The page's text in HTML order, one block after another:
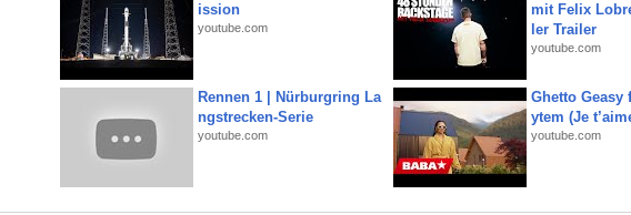
ission
youtube.com
mit Felix
ler Trailer
youtube.com
Rennen 1 | Nürburgring La
ngstrecken-Serie
youtube.com
Ghetto Geasy
ytem (Je
youtube.com